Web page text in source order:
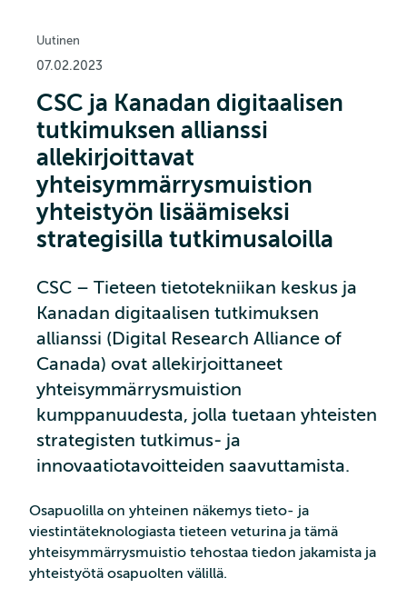
Uutinen
07.02.2023
CSC ja Kanadan digitaalisen
tutkimuksen allianssi
allekirjoittavat
yhteisymmärrysmuistion
yhteistyön lisäämiseksi
strategisilla tutkimusaloilla
CSC – Tieteen tietotekniikan keskus ja
Kanadan digitaalisen tutkimuksen
allianssi (Digital Research Alliance of
Canada) ovat allekirjoittaneet
yhteisymmärrysmuistion
kumppanuudesta, jolla tuetaan yhteisten
strategisten tutkimus- ja
innovaatiotavoitteiden saavuttamista.
Osapuolilla on yhteinen näkemys tieto- ja
viestintäteknologiasta tieteen veturina ja tämä
yhteisymmärrysmuistio tehostaa tiedon jakamista ja
yhteistyötä osapuolten välillä.